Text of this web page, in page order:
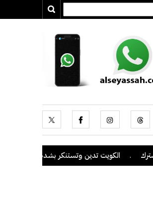
. الكويت تدين وتستنكر بشدة اعتداءات